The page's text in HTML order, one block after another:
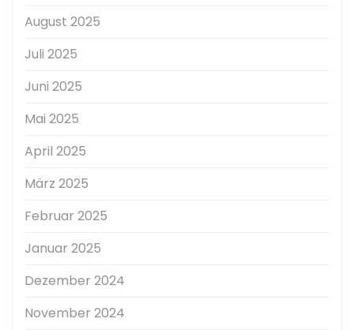
August 2025
Juli 2025
Juni 2025
Mai 2025
April 2025
März 2025
Februar 2025
Januar 2025
Dezember 2024
November 2024